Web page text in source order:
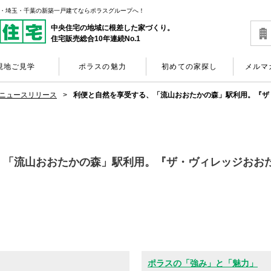
玉・千葉の新築一戸建てならポラスグループへ！
中央住宅の地域に根差した家づくり。
住宅販売総合10年連続No.1
地ご見学 ポラスの魅力 初めての家探し メル
ュースリリース 利便と自然を享受する、「流山おおたかの森」駅利用。『
「流山おおたかの森」駅利用。『ザ・ヴィレッジお
ポラスの「強み」と「魅力」